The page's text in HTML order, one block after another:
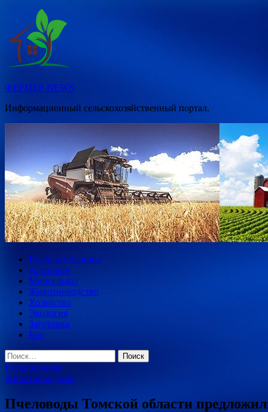
Перейти
содержимому
ФЕРМЕР-NEWS
Информационный сельскохозяйственный портал.
Главная страница
Агропром
Минсельхоз
Животноводство
Хозяйство
Экология
Заготовка
Био
Найти:
Главное меню
Животноводство
Пчеловоды Томской области